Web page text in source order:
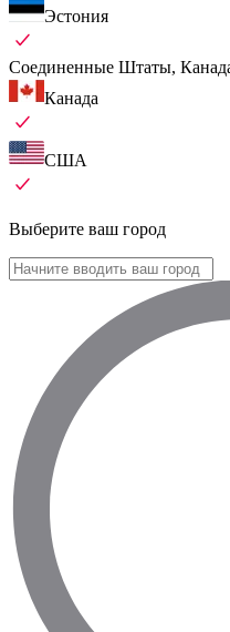
Эстония
Соединенные Штаты,
Канада
США
Выберите ваш город